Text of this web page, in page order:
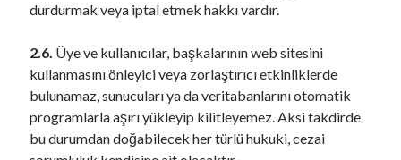
durdurmak veya iptal etmek hakkı vardır.
2.6. Üye ve kullanıcılar, başkalarının web sitesini
kullanmasını önleyici veya zorlaştırıcı etkinliklerde
bulunamaz, sunucuları ya da veritabanlarını otomatik
programlarla aşırı yükleyip kilitleyemez. Aksi takdirde
bu durumdan doğabilecek her türlü hukuki, cezai